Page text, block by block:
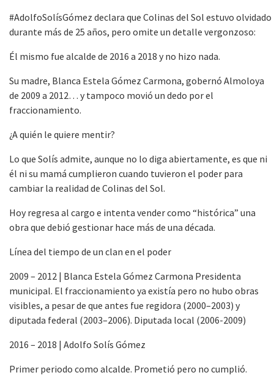
#AdolfoSolísGómez declara que Colinas del Sol estuvo olvidado
durante más de 25 años, pero omite un detalle vergonzoso:
Él mismo fue alcalde de 2016 a 2018 y no hizo nada.
Su madre, Blanca Estela Gómez Carmona, gobernó Almoloya
de 2009 a 2012… y tampoco movió un dedo por el
fraccionamiento.
¿A quién le quiere mentir?
Lo que Solís admite, aunque no lo diga abiertamente, es que ni
él ni su mamá cumplieron cuando tuvieron el poder para
cambiar la realidad de Colinas del Sol.
Hoy regresa al cargo e intenta vender como “histórica” una
obra que debió gestionar hace más de una década.
Línea del tiempo de un clan en el poder
2009 – 2012 | Blanca Estela Gómez Carmona Presidenta
municipal. El fraccionamiento ya existía pero no hubo obras
visibles, a pesar de que antes fue regidora (2000–2003) y
diputada federal (2003–2006). Diputada local (2006-2009)
2016 – 2018 | Adolfo Solís Gómez
Primer periodo como alcalde. Prometió pero no cumplió.